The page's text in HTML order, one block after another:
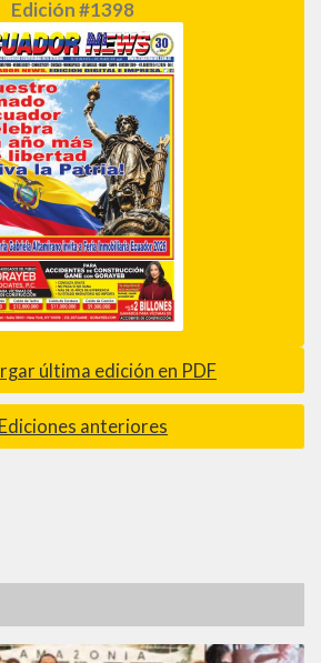
Edición #1398
última edición en PDF
Ediciones anteriores